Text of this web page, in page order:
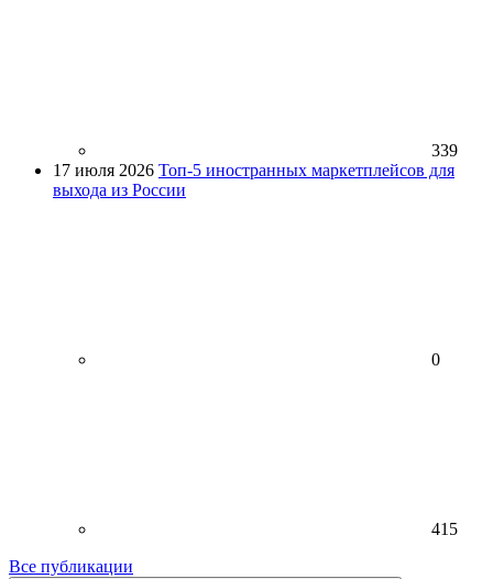
339
17 июля 2026 Топ-5 иностранных маркетплейсов для
выхода из России
0
415
Все публикации